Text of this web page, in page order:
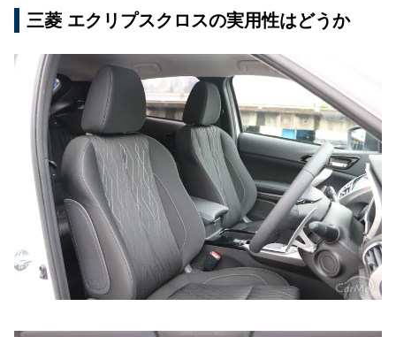
三菱 エクリプスクロスの実用性はどうか